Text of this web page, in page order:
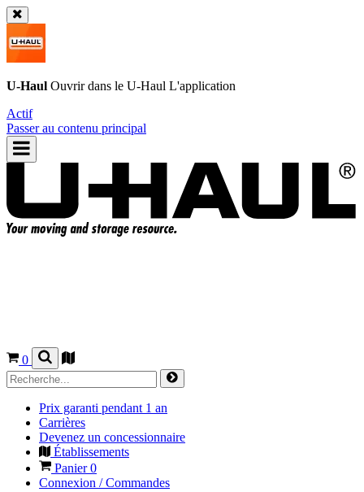
U-Haul Ouvrir dans le U-Haul L'application
Actif
Passer au contenu principal
0
Prix garanti pendant 1 an
Carrières
Devenez un concessionnaire
Établissements
Panier0
Connexion / Commandes